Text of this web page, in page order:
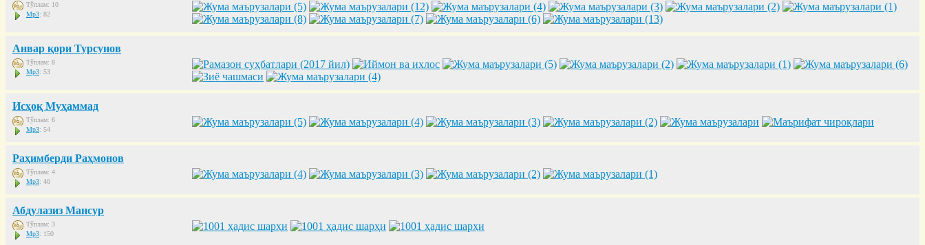
Тўплам: 10
Mp3: 82
Анвар қори Турсунов
Тўплам: 8
Mp3: 53
Исҳоқ Муҳаммад
Тўплам: 6
Mp3: 54
Раҳимберди Раҳмонов
Тўплам: 4
Mp3: 40
Абдулазиз Мансур
Тўплам: 3
Mp3: 150